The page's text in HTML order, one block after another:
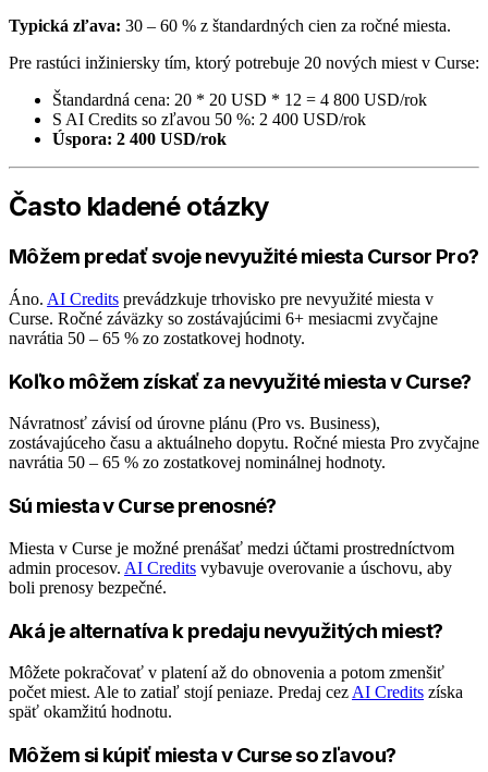
Typická zľava: 30 – 60 % z štandardných cien za ročné miesta.
Pre rastúci inžiniersky tím, ktorý potrebuje 20 nových miest v Curse:
Štandardná cena: 20 * 20 USD * 12 = 4 800 USD/rok
S AI Credits so zľavou 50 %: 2 400 USD/rok
Úspora: 2 400 USD/rok
Často kladené otázky
Môžem predať svoje nevyužité miesta Cursor Pro?
Áno. AI Credits prevádzkuje trhovisko pre nevyužité miesta v
Curse. Ročné záväzky so zostávajúcimi 6+ mesiacmi zvyčajne
navrátia 50 – 65 % zo zostatkovej hodnoty.
Koľko môžem získať za nevyužité miesta v Curse?
Návratnosť závisí od úrovne plánu (Pro vs. Business),
zostávajúceho času a aktuálneho dopytu. Ročné miesta Pro zvyčajne
navrátia 50 – 65 % zo zostatkovej nominálnej hodnoty.
Sú miesta v Curse prenosné?
Miesta v Curse je možné prenášať medzi účtami prostredníctvom
admin procesov. AI Credits vybavuje overovanie a úschovu, aby
boli prenosy bezpečné.
Aká je alternatíva k predaju nevyužitých miest?
Môžete pokračovať v platení až do obnovenia a potom zmenšiť
počet miest. Ale to zatiaľ stojí peniaze. Predaj cez AI Credits získa
späť okamžitú hodnotu.
Môžem si kúpiť miesta v Curse so zľavou?